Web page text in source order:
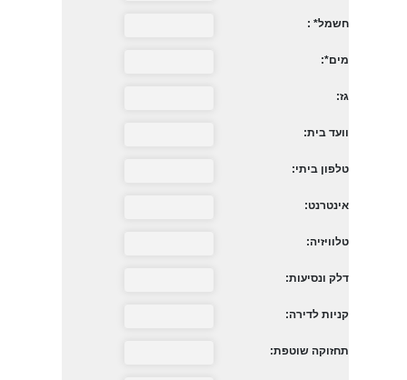
חשמל* :
מים*:
גז:
וועד בית:
טלפון ביתי:
אינטרנט:
טלוויזיה:
דלק ונסיעות:
קניות לדירה:
תחזוקה שוטפת: